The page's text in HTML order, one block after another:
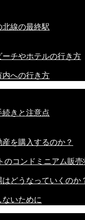
線の最終駅
チやホテルの行き方
内への行き方
続きと注意点
を購入するのか？
のコンドミニアム販売
どうなっていくのか
いために